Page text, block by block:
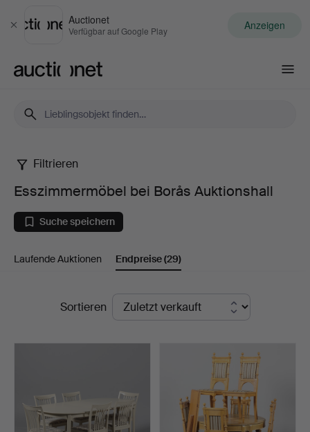
Schließen
Auctionet
Verfügbar auf Google Play Anzeigen
Esszimmermöbel
bei
Borås
Auktionshall
Filtrieren
Esszimmermöbel bei Borås Auktionshall
Suche speichern
Laufende Auktionen Endpreise(29)
EndpreiseSortieren